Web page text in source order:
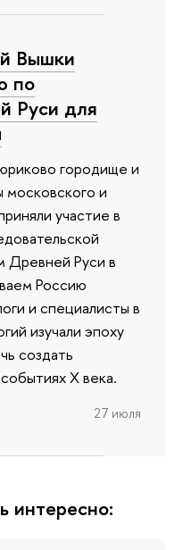
Вышки
по
Руси для
городище и
и
участие в
Древней Руси в
Россию
и специалисты в
изучали эпоху
создать
X века.
27 июля
интересно: